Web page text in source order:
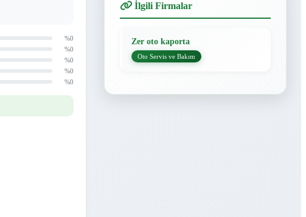
%0
%0
%0
%0
%0
İlgili Firmalar
Zer oto kaporta
Oto Servis ve Bakım